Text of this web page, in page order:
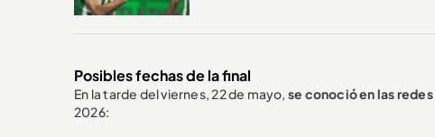
Posibles fechas de la final
En la tarde del viernes, 22 de mayo, se conoció en las
2026: